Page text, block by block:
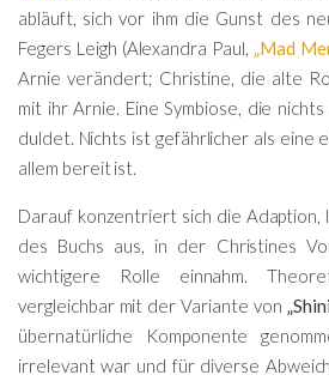
abläuft, sich vor ihm die Gunst des
Fegers Leigh (Alexandra Paul,
„Mad
Arnie verändert; Christine, die alte
mit ihr Arnie. Eine Symbiose, die
duldet. Nichts ist gefährlicher als eine
allem bereit ist.
Darauf konzentriert sich die Adaption,
des Buchs aus, in der Christines
wichtigere Rolle einnahm.
vergleichbar mit der Variante von
übernatürliche Komponente
irrelevant war und für diverse